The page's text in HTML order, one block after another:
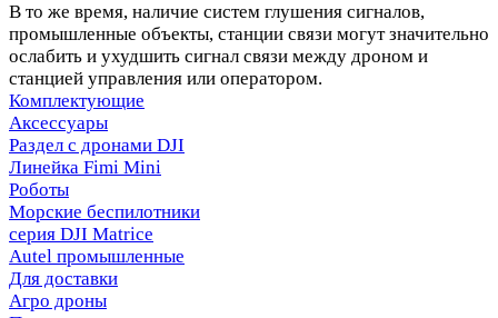
В то же время, наличие систем глушения сигналов,
промышленные объекты, станции связи могут значительно
ослабить и ухудшить сигнал связи между дроном и
станцией управления или оператором.
Комплектующие
Аксессуары
Раздел с дронами DJI
Линейка Fimi Mini
Роботы
Морские беспилотники
серия DJI Matrice
Autel промышленные
Для доставки
Агро дроны